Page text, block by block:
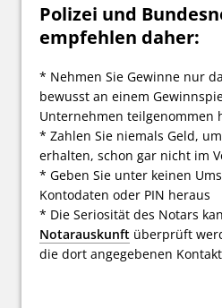
Polizei und
empfehlen daher:
* Nehmen Sie Gewinne nur
bewusst an einem
Unternehmen teilgenommen
* Zahlen Sie niemals Geld,
erhalten, schon gar nicht im
* Geben Sie unter keinen
Kontodaten oder PIN heraus
* Die Seriosität des Notars
Notarauskunft überprüft
die dort angegebenen